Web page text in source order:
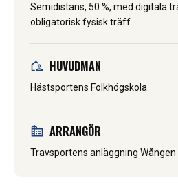
Semidistans, 50 %, med digitala
obligatorisk fysisk träff.
HUVUDMAN
Hästsportens Folkhögskola
ARRANGÖR
Travsportens anläggning Wången